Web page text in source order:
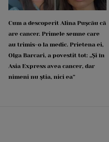
Cum a descoperit Alina Pușcău că
are cancer. Primele semne care
au trimis-o la medic. Prietena ei,
Olga Barcari, a povestit tot: „Și în
Asia Express avea cancer, dar
nimeni nu știa, nici ea”